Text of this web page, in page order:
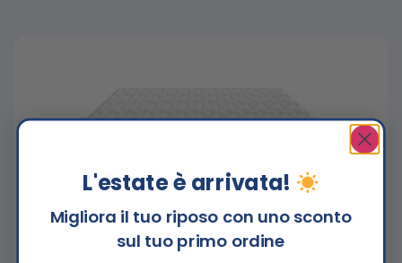
L'estate è arrivata!
Migliora il tuo riposo con uno sconto
sul tuo primo ordine